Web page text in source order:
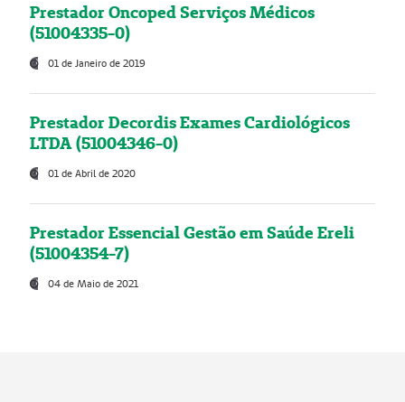
Prestador Oncoped Serviços Médicos
(51004335-0)
01 de Janeiro de 2019
Prestador Decordis Exames Cardiológicos
LTDA (51004346-0)
01 de Abril de 2020
Prestador Essencial Gestão em Saúde Ereli
(51004354-7)
04 de Maio de 2021